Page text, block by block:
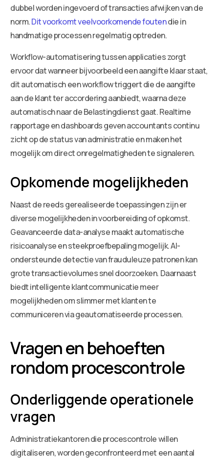
dubbel worden ingevoerd of transacties afwijken van de
norm.Dit voorkomt veelvoorkomende foutendie in
handmatige processen regelmatig optreden.
Workflow-automatisering tussen applicaties zorgt
ervoor dat wanneer bijvoorbeeld een aangifte klaar staat,
dit automatisch een workflow triggert die de aangifte
aan de klant ter accordering aanbiedt, waarna deze
automatisch naar de Belastingdienst gaat. Realtime
rapportage en dashboards geven accountants continu
zicht op de status van administratie en maken het
mogelijk om direct onregelmatigheden te signaleren.
Opkomende mogelijkheden
Naast de reeds gerealiseerde toepassingen zijn er
diverse mogelijkheden in voorbereiding of opkomst.
Geavanceerde data-analyse maakt automatische
risicoanalyse en steekproefbepaling mogelijk. AI-
ondersteunde detectie van frauduleuze patronen kan
grote transactievolumes snel doorzoeken. Daarnaast
biedt intelligente klantcommunicatie meer
mogelijkheden om slimmer met klanten te
communiceren via geautomatiseerde processen.
Vragen en behoeften
rondom procescontrole
Onderliggende operationele
vragen
Administratiekantoren die procescontrole willen
digitaliseren, worden geconfronteerd met een aantal